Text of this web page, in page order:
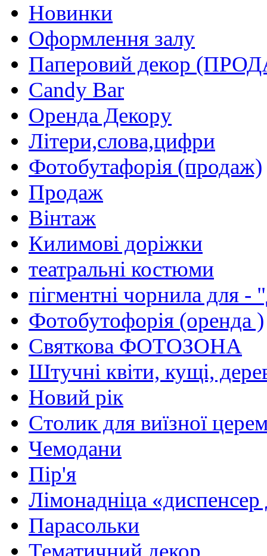
Новинки
Оформлення залу
Паперовий декор
Candy Bar
Оренда Декору
Лiтери,слова,цифри
Фотобутафорiя (продаж)
Продаж
Вiнтаж
Килимовi дорiжки
театральнi костюми
пiгментнi чорнила для -
Фотобутофорiя (оренда )
Святкова ФОТОЗОНА
Штучнi квiти, кущi,
Новий рiк
Столик для виїзної
Чемодани
Пір'я
Лiмонаднiца «диспенсер
Парасольки
Тематичний декор